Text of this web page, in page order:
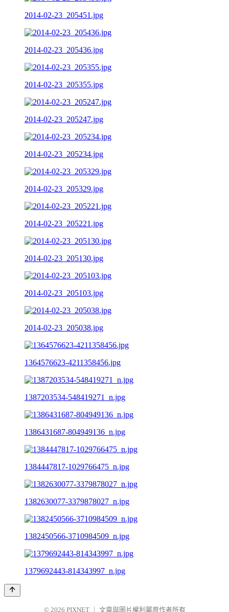
2014-02-23_205451.jpg
2014-02-23_205436.jpg
2014-02-23_205355.jpg
2014-02-23_205247.jpg
2014-02-23_205234.jpg
2014-02-23_205329.jpg
2014-02-23_205221.jpg
2014-02-23_205130.jpg
2014-02-23_205103.jpg
2014-02-23_205038.jpg
1364576623-4211358456.jpg
1387203534-548419271_n.jpg
1386431687-804949136_n.jpg
1384447817-1029766475_n.jpg
1382630077-3379878027_n.jpg
1382450566-3710984509_n.jpg
1379692443-814343997_n.jpg
© 2026 PIXNET 文章與圖片權利屬原作者所有